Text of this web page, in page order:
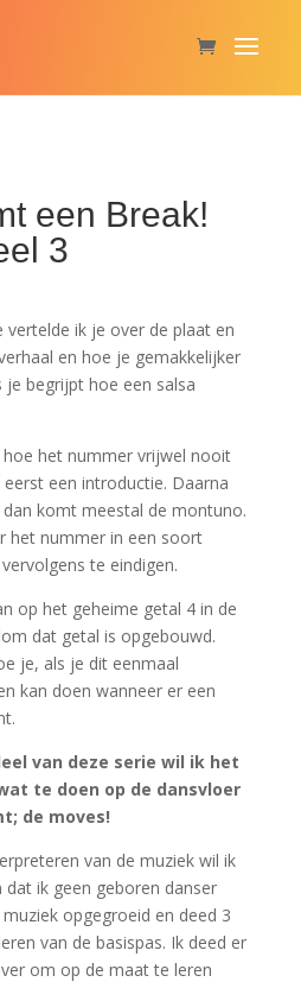
een Break!
3
vertelde ik je over de plaat en
en hoe je gemakkelijker
je begrijpt hoe een salsa
het nummer vrijwel nooit
een introductie. Daarna
komt meestal de montuno.
het nummer in een soort
te eindigen.
op het geheime getal 4 in de
dat getal is opgebouwd.
je, als je dit eenmaal
kan doen wanneer er een
van deze serie wil ik het
te doen op de dansvloer
de moves!
van de muziek wil ik
ik geen geboren danser
opgegroeid en deed 3
van de basispas. Ik deed er
om op de maat te leren